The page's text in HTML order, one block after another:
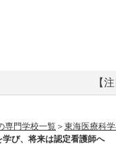
【
専門学校一覧 東海医療科
び、将来は認定看護師へ